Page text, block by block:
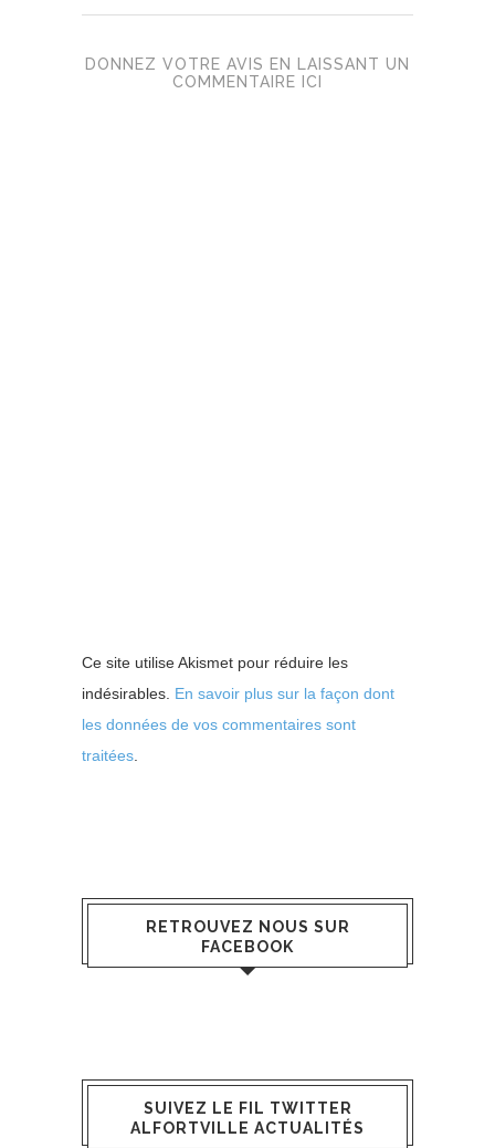
DONNEZ VOTRE AVIS EN LAISSANT UN
COMMENTAIRE ICI
Ce site utilise Akismet pour réduire les
indésirables. En savoir plus sur la façon dont
les données de vos commentaires sont
traitées
RETROUVEZ NOUS SUR
FACEBOOK
SUIVEZ LE FIL TWITTER
ALFORTVILLE ACTUALITÉS